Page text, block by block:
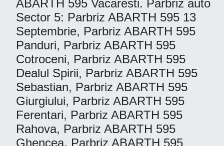
ABARTH 595 Vacaresti. Parbriz auto
Sector 5: Parbriz ABARTH 595 13
Septembrie, Parbriz ABARTH 595
Panduri, Parbriz ABARTH 595
Cotroceni, Parbriz ABARTH 595
Dealul Spirii, Parbriz ABARTH 595
Sebastian, Parbriz ABARTH 595
Giurgiului, Parbriz ABARTH 595
Ferentari, Parbriz ABARTH 595
Rahova, Parbriz ABARTH 595
Ghencea, Parbriz ABARTH 595